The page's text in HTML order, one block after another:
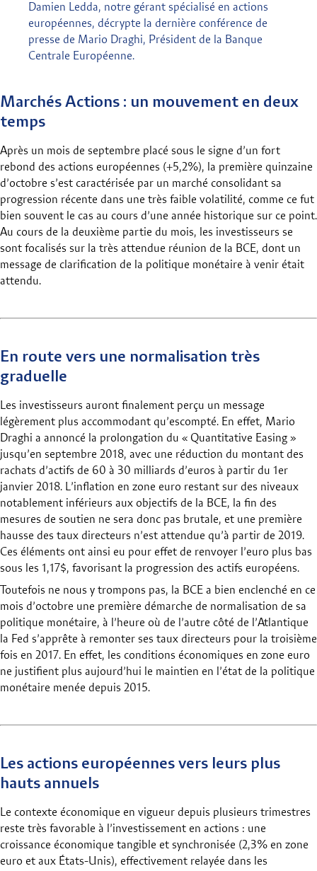
Damien Ledda, notre gérant spécialisé en actions
européennes, décrypte la dernière conférence de
presse de Mario Draghi, Président de la Banque
Centrale Européenne.
Marchés Actions : un mouvement en deux
temps
Après un mois de septembre placé sous le signe d’un fort
rebond des actions européennes (+5,2%), la première quinzaine
d’octobre s’est caractérisée par un marché consolidant sa
progression récente dans une très faible volatilité, comme ce fut
bien souvent le cas au cours d’une année historique sur ce point.
Au cours de la deuxième partie du mois, les investisseurs se
sont focalisés sur la très attendue réunion de la BCE, dont un
message de clarification de la politique monétaire à venir était
attendu.
En route vers une normalisation très
graduelle
Les investisseurs auront finalement perçu un message
légèrement plus accommodant qu’escompté. En effet, Mario
Draghi a annoncé la prolongation du « Quantitative Easing »
jusqu’en septembre 2018, avec une réduction du montant des
rachats d’actifs de 60 à 30 milliards d’euros à partir du 1er
janvier 2018. L’inflation en zone euro restant sur des niveaux
notablement inférieurs aux objectifs de la BCE, la fin des
mesures de soutien ne sera donc pas brutale, et une première
hausse des taux directeurs n’est attendue qu’à partir de 2019.
Ces éléments ont ainsi eu pour effet de renvoyer l’euro plus bas
sous les 1,17$, favorisant la progression des actifs européens.
Toutefois ne nous y trompons pas, la BCE a bien enclenché en ce
mois d’octobre une première démarche de normalisation de sa
politique monétaire, à l’heure où de l’autre côté de l’Atlantique
la Fed s’apprête à remonter ses taux directeurs pour la troisième
fois en 2017. En effet, les conditions économiques en zone euro
ne justifient plus aujourd’hui le maintien en l’état de la politique
monétaire menée depuis 2015.
Les actions européennes vers leurs plus
hauts annuels
Le contexte économique en vigueur depuis plusieurs trimestres
reste très favorable à l’investissement en actions : une
croissance économique tangible et synchronisée (2,3% en zone
euro et aux États-Unis), effectivement relayée dans les